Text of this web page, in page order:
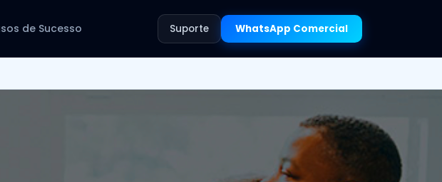
de Sucesso Suporte WhatsApp Comercial